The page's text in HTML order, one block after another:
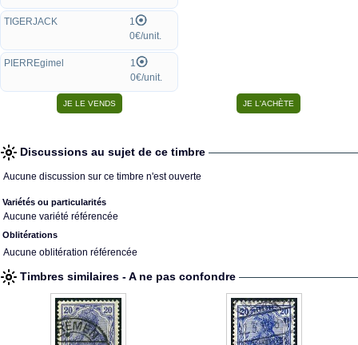
TIGERJACK
1
0€/unit.
PIERREgimel
1
0€/unit.
Discussions au sujet de ce timbre
Aucune discussion sur ce timbre n'est ouverte
Variétés ou particularités
Aucune variété référencée
Oblitérations
Aucune oblitération référencée
Timbres similaires - A ne pas confondre